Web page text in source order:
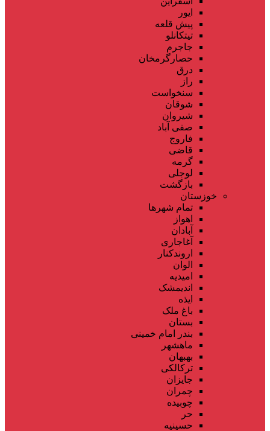
ایور
پیش قلعه
تیتکانلو
جاجرم
حصارگرمخان
درق
راز
سنخواست
شوقان
شیروان
صفی آباد
فاروج
قاضی
گرمه
لوجلی
بازگشت
خوزستان
تمام شهر‌ها
اهواز
آبادان
آغاجاری
اروندکنار
الوان
امیدیه
اندیمشک
ایذه
باغ ملک
بستان
بندر امام خمینی
ماهشهر
بهبهان
ترکالکی
جایزان
چمران
چوبیده
حر
حسینیه